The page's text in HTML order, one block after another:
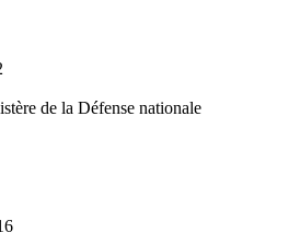
de la Défense nationale